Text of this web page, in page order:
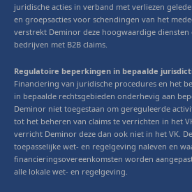
juridische acties in verband met verliezen
en groepsacties voor schendingen van het
verstrekt Deminor deze hoogwaardige diensten
bedrijven met B2B claims.
Regulatoire beperkingen in bepaalde
Financiering van juridische procedures en het
in bepaalde rechtsgebieden onderhevig aan
Deminor niet toegestaan om gereguleerde
tot het beheren van claims te verrichten in het
verricht Deminor deze dan ook niet in het VK.
toepasselijke wet- en regelgeving naleven en
financieringsovereenkomsten worden
alle lokale wet- en regelgeving.